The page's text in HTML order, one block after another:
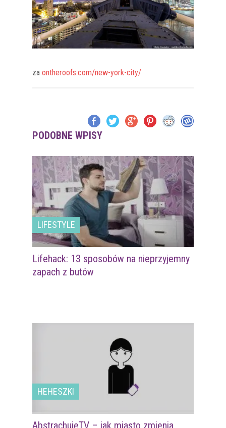
za ontheroofs.com/new-york-city/
PODOBNE WPISY
LIFESTYLE
Lifehack: 13 sposobów na nieprzyjemny
zapach z butów
HEHESZKI